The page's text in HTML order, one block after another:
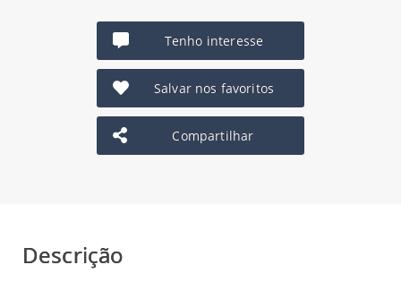
Tenho interesse
Salvar nos favoritos
Compartilhar
Descrição